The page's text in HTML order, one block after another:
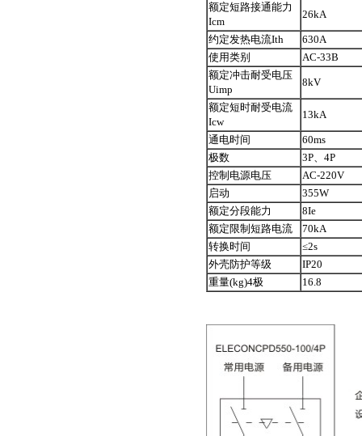
额定短路接通能力
Icm
26kA
约定发热电流Ith
630A
使用类别
AC-33B
额定冲击耐受电压
Uimp
8kV
额定短时耐受电流
Icw
13kA
通电时间
60ms
极数
3P、4P
控制电源电压
AC-220V
启动
355W
额定分段能力
8Ie
额定限制短路电流
70kA
转换时间
≤2s
外壳防护等级
IP20
重量(kg)4极
16.8